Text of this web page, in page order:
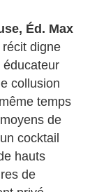
Éd. Max
digne
éducateur
collusion
temps
de
cocktail
hauts
de